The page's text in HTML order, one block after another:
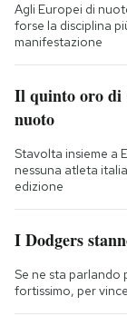
Agli Europei di
forse la disciplina
manifestazione
Il quinto oro di
nuoto
Stavolta insieme a
nessuna atleta
edizione
I Dodgers
Se ne sta
fortissimo, per